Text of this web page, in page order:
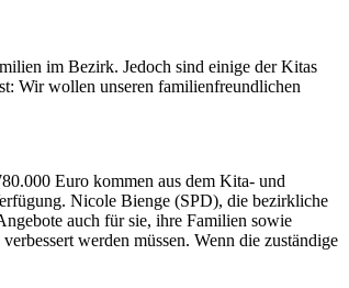
im Bezirk. Jedoch sind einige der Kitas
Wir wollen unseren familienfreundlichen
Euro kommen aus dem Kita- und
Nicole Bienge (SPD), die bezirkliche
auch für sie, ihre Familien sowie
werden müssen. Wenn die zuständige